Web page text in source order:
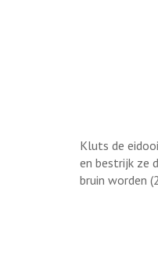
Kluts de
en bestrijk ze
bruin worden